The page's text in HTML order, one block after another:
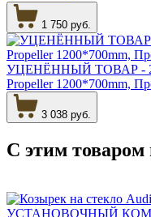
1 750 руб.
УЦЕНЁННЫЙ ТОВАР -
Propeller 1200*700mm,
3 038 руб.
С этим товаром